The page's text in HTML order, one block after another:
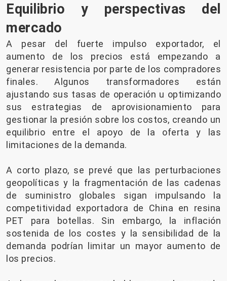
Equilibrio y perspectivas del
mercado
A pesar del fuerte impulso exportador, el
aumento de los precios está empezando a
generar resistencia por parte de los compradores
finales. Algunos transformadores están
ajustando sus tasas de operación u optimizando
sus estrategias de aprovisionamiento para
gestionar la presión sobre los costos, creando un
equilibrio entre el apoyo de la oferta y las
limitaciones de la demanda.
A corto plazo, se prevé que las perturbaciones
geopolíticas y la fragmentación de las cadenas
de suministro globales sigan impulsando la
competitividad exportadora de China en resina
PET para botellas. Sin embargo, la inflación
sostenida de los costes y la sensibilidad de la
demanda podrían limitar un mayor aumento de
los precios.